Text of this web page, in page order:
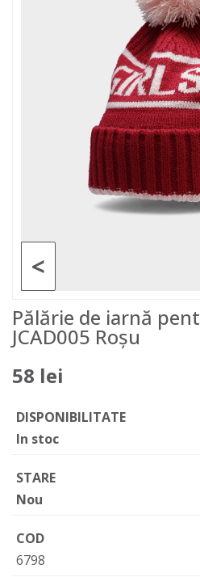
<
Pălărie de iarnă
JCAD005 Roșu
58 lei
DISPONIBILITATE
In stoc
STARE
Nou
COD
6798